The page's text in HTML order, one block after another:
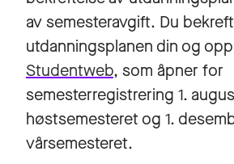
av semesteravgift. Du
utdanningsplanen din og
Studentweb, som åpner for
semesterregistrering 1.
høstsemesteret og 1.
vårsemesteret.